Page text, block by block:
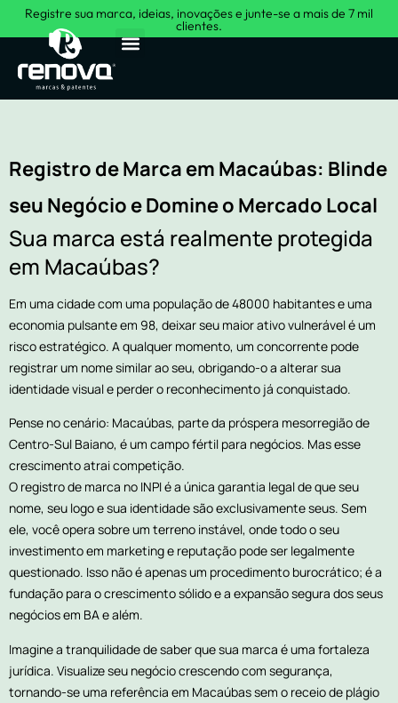
Registre sua marca, ideias, inovações e junte-se a mais de 7 mil
clientes.
Registro de Marca em Macaúbas: Blinde
seu Negócio e Domine o Mercado Local
Sua marca está realmente protegida
em Macaúbas?
Em uma cidade com uma população de 48000 habitantes e uma
economia pulsante em 98, deixar seu maior ativo vulnerável é um
risco estratégico. A qualquer momento, um concorrente pode
registrar um nome similar ao seu, obrigando-o a alterar sua
identidade visual e perder o reconhecimento já conquistado.
Pense no cenário: Macaúbas, parte da próspera mesorregião de
Centro-Sul Baiano, é um campo fértil para negócios. Mas esse
crescimento atrai competição.
O registro de marca no INPI é a única garantia legal de que seu
nome, seu logo e sua identidade são exclusivamente seus. Sem
ele, você opera sobre um terreno instável, onde todo o seu
investimento em marketing e reputação pode ser legalmente
questionado. Isso não é apenas um procedimento burocrático; é a
fundação para o crescimento sólido e a expansão segura dos seus
negócios em BA e além.
Imagine a tranquilidade de saber que sua marca é uma fortaleza
jurídica. Visualize seu negócio crescendo com segurança,
tornando-se uma referência em Macaúbas sem o receio de plágio